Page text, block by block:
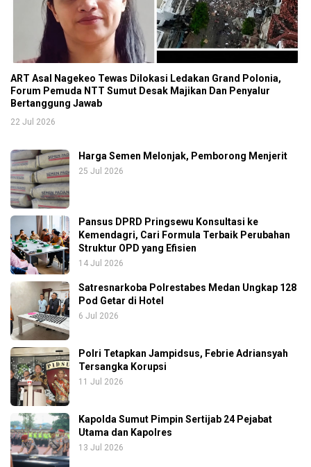
ART Asal Nagekeo Tewas Dilokasi Ledakan Grand Polonia,
Forum Pemuda NTT Sumut Desak Majikan Dan Penyalur
Bertanggung Jawab
22 Jul 2026
Harga Semen Melonjak, Pemborong Menjerit
25 Jul 2026
Pansus DPRD Pringsewu Konsultasi ke
Kemendagri, Cari Formula Terbaik Perubahan
Struktur OPD yang Efisien
14 Jul 2026
Satresnarkoba Polrestabes Medan Ungkap 128
Pod Getar di Hotel
6 Jul 2026
Polri Tetapkan Jampidsus, Febrie Adriansyah
Tersangka Korupsi
11 Jul 2026
Kapolda Sumut Pimpin Sertijab 24 Pejabat
Utama dan Kapolres
13 Jul 2026